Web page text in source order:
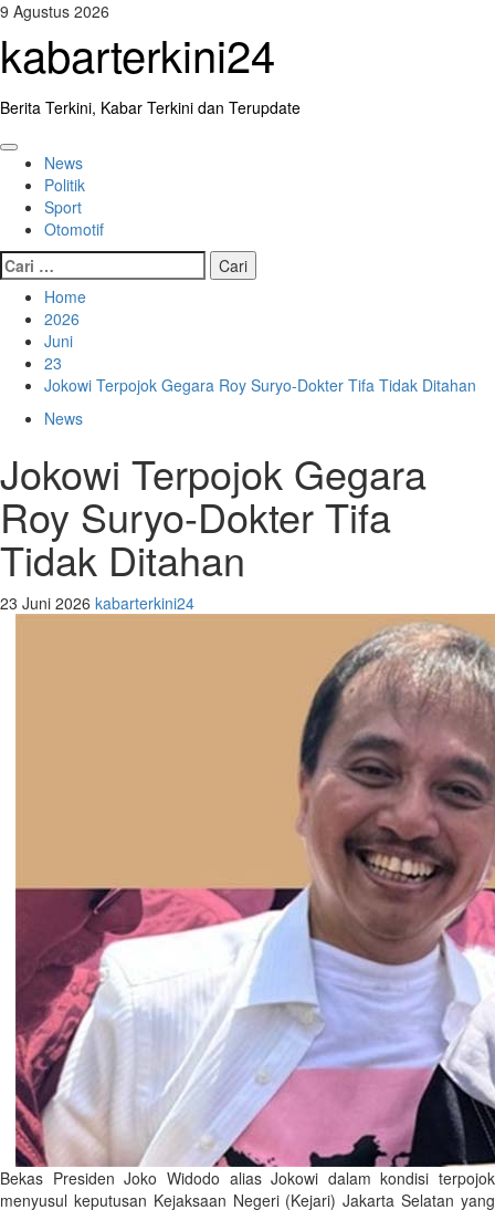
Skip
content
9 Agustus 2026
kabarterkini24
Berita Terkini, Kabar Terkini dan Terupdate
Primary
Menu
News
Politik
Sport
Otomotif
Cari
untuk:
Home
2026
Juni
23
Jokowi Terpojok Gegara Roy Suryo-Dokter Tifa Tidak Ditahan
News
Jokowi Terpojok Gegara
Roy Suryo-Dokter Tifa
Tidak Ditahan
23 Juni 2026 kabarterkini24
Bekas Presiden Joko Widodo alias Jokowi dalam kondisi terpojok
menyusul keputusan Kejaksaan Negeri (Kejari) Jakarta Selatan yang